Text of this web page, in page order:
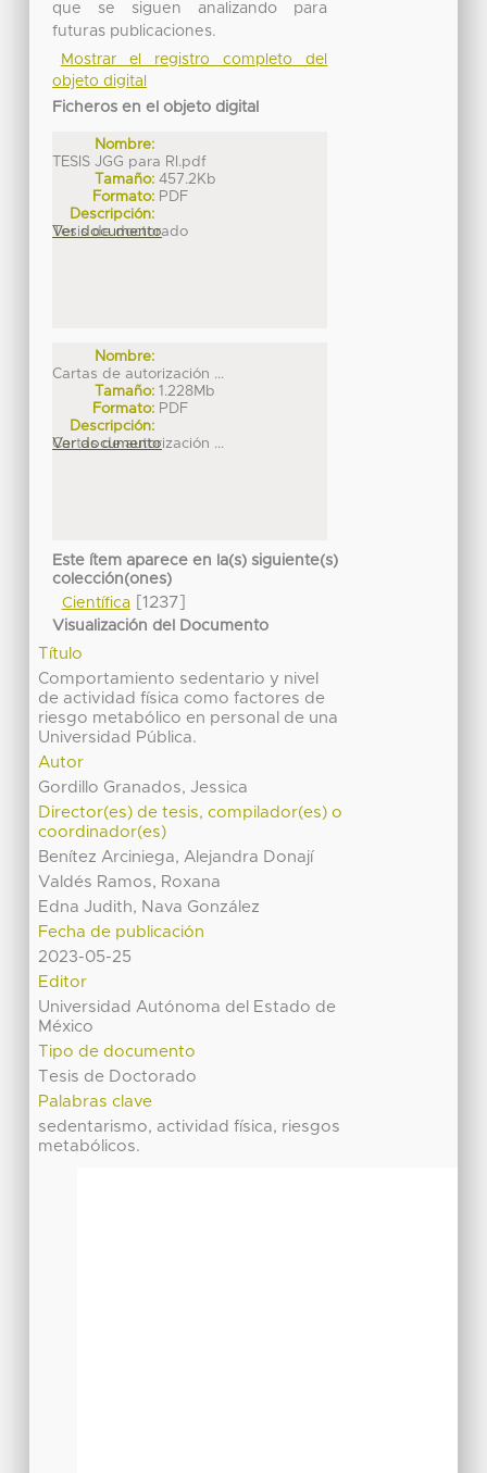
que se siguen analizando para
futuras publicaciones.
Mostrar el registro completo del
objeto digital
Ficheros en el objeto digital
Nombre:
TESIS JGG para RI.pdf
Tamaño: 457.2Kb
Formato: PDF
Descripción:
Tesis de doctorado
Ver documento
Nombre:
Cartas de autorización ...
Tamaño: 1.228Mb
Formato: PDF
Descripción:
Cartas de autorización ...
Ver documento
Este ítem aparece en la(s) siguiente(s)
colección(ones)
Científica[1237]
Visualización del Documento
Título
Comportamiento sedentario y nivel
de actividad física como factores de
riesgo metabólico en personal de una
Universidad Pública.
Autor
Gordillo Granados, Jessica
Director(es) de tesis, compilador(es) o
coordinador(es)
Benítez Arciniega, Alejandra Donají
Valdés Ramos, Roxana
Edna Judith, Nava González
Fecha de publicación
2023-05-25
Editor
Universidad Autónoma del Estado de
México
Tipo de documento
Tesis de Doctorado
Palabras clave
sedentarismo, actividad física, riesgos
metabólicos.